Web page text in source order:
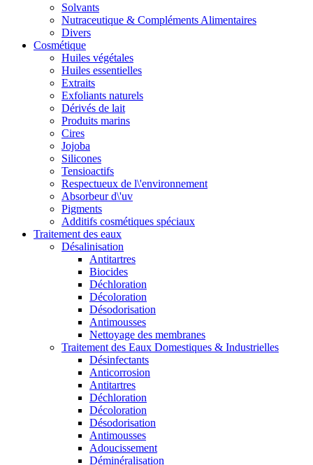
Solvants
Nutraceutique & Compléments Alimentaires
Divers
Cosmétique
Huiles végétales
Huiles essentielles
Extraits
Exfoliants naturels
Dérivés de lait
Produits marins
Cires
Jojoba
Silicones
Tensioactifs
Respectueux de l\'environnement
Absorbeur d\'uv
Pigments
Additifs cosmétiques spéciaux
Traitement des eaux
Désalinisation
Antitartres
Biocides
Déchloration
Décoloration
Désodorisation
Antimousses
Nettoyage des membranes
Traitement des Eaux Domestiques & Industrielles
Désinfectants
Anticorrosion
Antitartres
Déchloration
Décoloration
Désodorisation
Antimousses
Adoucissement
Déminéralisation